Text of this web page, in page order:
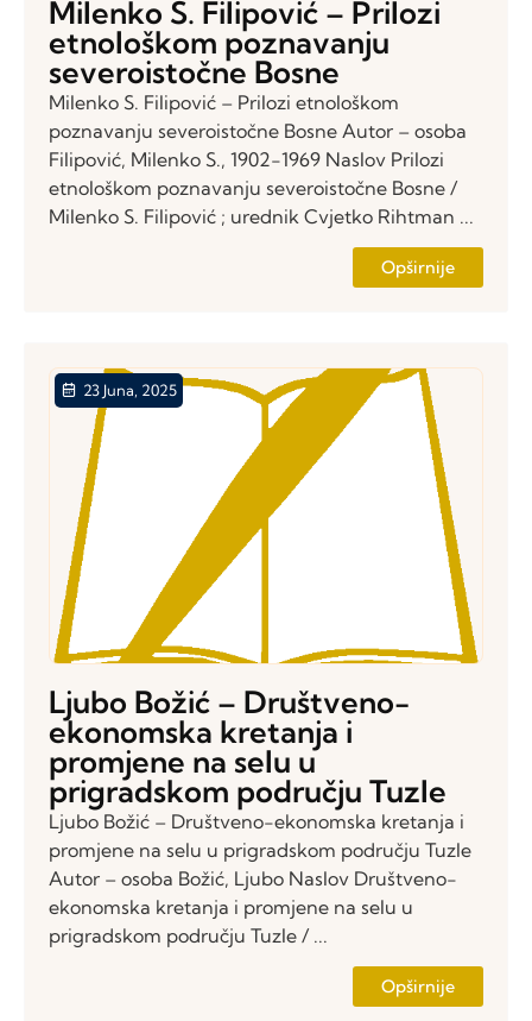
Milenko S. Filipović – Prilozi
etnološkom poznavanju
severoistočne Bosne
Milenko S. Filipović – Prilozi etnološkom
poznavanju severoistočne Bosne Autor – osoba
Filipović, Milenko S., 1902-1969 Naslov Prilozi
etnološkom poznavanju severoistočne Bosne /
Milenko S. Filipović ; urednik Cvjetko Rihtman ...
Opširnije
23 Juna, 2025
Ljubo Božić – Društveno-
ekonomska kretanja i
promjene na selu u
prigradskom području Tuzle
Ljubo Božić – Društveno-ekonomska kretanja i
promjene na selu u prigradskom području Tuzle
Autor – osoba Božić, Ljubo Naslov Društveno-
ekonomska kretanja i promjene na selu u
prigradskom području Tuzle / ...
Opširnije